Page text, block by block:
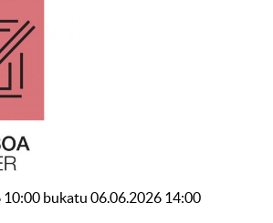
10:00 bukatu 06.06.2026 14:00